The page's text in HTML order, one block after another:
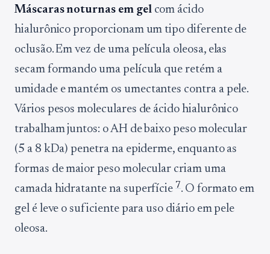
Máscaras noturnas em gelcom ácido
hialurônico proporcionam um tipo diferente de
oclusão. Em vez de uma película oleosa, elas
secam formando uma película que retém a
umidade e mantém os umectantes contra a pele.
Vários pesos moleculares de ácido hialurônico
trabalham juntos: o AH de baixo peso molecular
(5 a 8 kDa) penetra na epiderme, enquanto as
formas de maior peso molecular criam uma
camada hidratante na superfície7. O formato em
gel é leve o suficiente para uso diário em pele
oleosa.